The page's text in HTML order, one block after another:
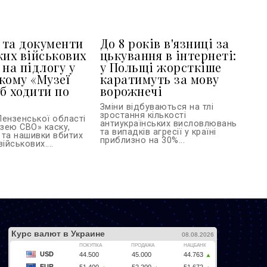
документи
військових
підлогу у
«Музеї
ходити по
області
СВО» каску,
нашивки вбитих
До 8 років в'язниці за
цькування в інтернеті:
у Польщі жорсткіше
каратимуть за мову
ворожнечі
Зміни відбуваються на тлі
зростання кількості
антиукраїнських висловлювань
та випадків агресії у країні
приблизно на 30%...